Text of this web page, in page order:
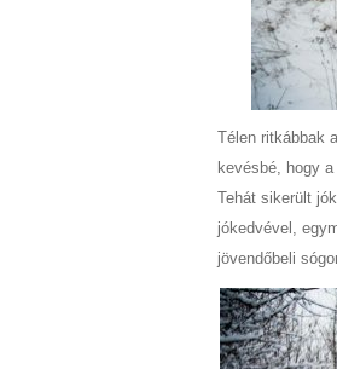
Télen ritkábbak
kevésbé, hogy
Tehát sikerült
jókedvével,
jövendőbeli